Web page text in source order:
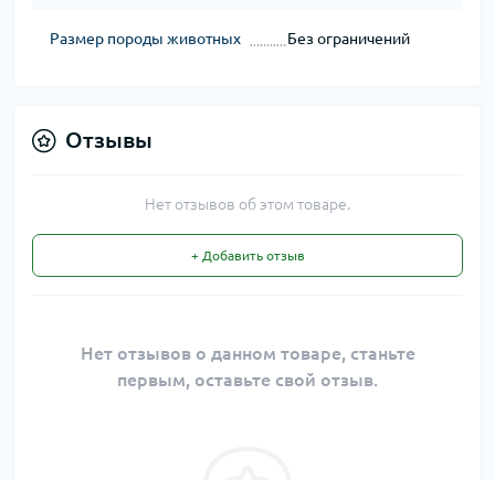
Размер породы животных Без ограничений
Отзывы
Нет отзывов об этом товаре.
+ Добавить отзыв
Нет отзывов о данном товаре, станьте
первым, оставьте свой отзыв.